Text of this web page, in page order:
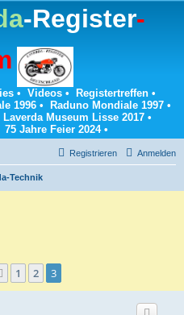
-Register-
• Videos• Registertreffen•
1996• Raduno Mondiale 1997•
Laverda Museum Lisse 2017 •
75 Jahre Feier 2024•
Anmelden
Registrieren
Technik
Vorherige
1 2 3